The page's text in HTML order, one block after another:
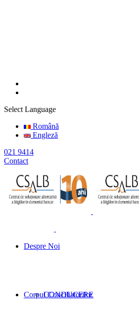
Select Language
Română
Engleză
021 9414
Contact
Despre Noi
CONDUCERE
Corpul Conciliatorilor